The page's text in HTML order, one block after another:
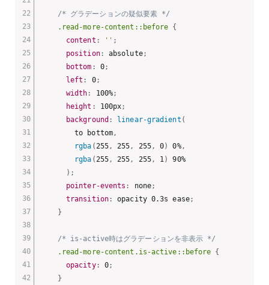
/* グラデーションの疑似要素 */
.read-more-content::before {
content : '' ;
position: absolute;
bottom : 0;
left : 0;
width : 100%;
height : 100px;
background : linear-gradient (
        to bottom
,
rgba (255, 255, 255, 0) 0%,
rgba (255, 255, 255, 1) 90%
) ;
pointer-events : none;
transition: opacity 0.3s ease;
}
/* is-active時はグラデーションを非表示 */
.read-more-content.is-active::before {
opacity: 0;
}